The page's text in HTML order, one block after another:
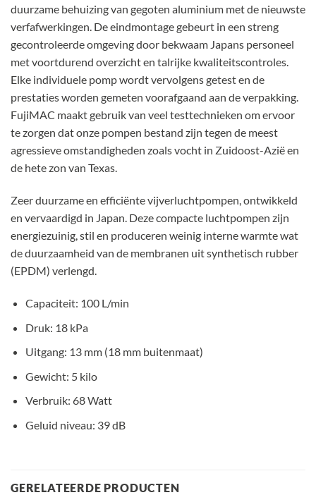
duurzame behuizing van gegoten aluminium met de nieuwste
verfafwerkingen. De eindmontage gebeurt in een streng
gecontroleerde omgeving door bekwaam Japans personeel
met voortdurend overzicht en talrijke kwaliteitscontroles.
Elke individuele pomp wordt vervolgens getest en de
prestaties worden gemeten voorafgaand aan de verpakking.
FujiMAC maakt gebruik van veel testtechnieken om ervoor
te zorgen dat onze pompen bestand zijn tegen de meest
agressieve omstandigheden zoals vocht in Zuidoost-Azië en
de hete zon van Texas.
Zeer duurzame en efficiënte vijverluchtpompen, ontwikkeld
en vervaardigd in Japan. Deze compacte luchtpompen zijn
energiezuinig, stil en produceren weinig interne warmte wat
de duurzaamheid van de membranen uit synthetisch rubber
(EPDM) verlengd.
Capaciteit: 100 L/min
Druk: 18 kPa
Uitgang: 13 mm (18 mm buitenmaat)
Gewicht: 5 kilo
Verbruik: 68 Watt
Geluid niveau: 39 dB
GERELATEERDE PRODUCTEN